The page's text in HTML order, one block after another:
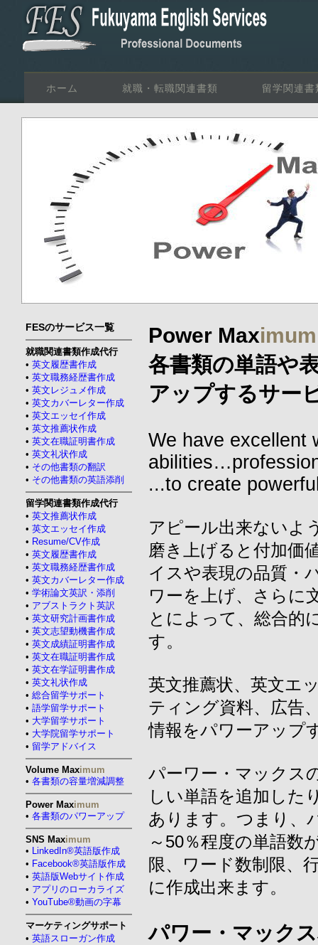
ホーム 就職・転職関連書類 留学関連書
FESのサービス一覧
就職関連書類作成代行
• 英文履歴書作成
• 英文職務経歴書作成
• 英文レジュメ作成
• 英文カバーレター作成
• 英文エッセイ作成
• 英文推薦状作成
• 英文在職証明書作成
• 英文礼状作成
• その他書類の翻訳
• その他書類の英語添削
留学関連書類作成代行
• 英文推薦状作成
• 英文エッセイ作成
• Resume/CV作成
• 英文履歴書作成
• 英文職務経歴書作成
• 英文カバーレター作成
• 学術論文英訳・添削
• アブストラクト英訳
• 英文研究計画書作成
• 英文志望動機書作成
• 英文成績証明書作成
• 英文在職証明書作成
• 英文在学証明書作成
• 英文礼状作成
• 総合留学サポート
• 語学留学サポート
• 大学留学サポート
• 大学院留学サポート
• 留学アドバイス
Volume Maximum
• 各書類の容量増減調整
Power Maximum
• 各書類のパワーアップ
SNS Maximum
• LinkedIn®英語版作成
• Facebook®英語版作成
• 英語版Webサイト作成
• アプリのローカライズ
• YouTube®動画の字幕
マーケティングサポート
• 英語スローガン作成
Power Maximum
各書類の単語や
アップするサー
We have excellent
...to create
アピール出来ないよ
磨き上げると付加価
イスや表現の品質・
ワーを上げ、さらに
とによって、総合的
す。
英文推薦状、英文エ
ティング資料、広告
情報をパワーアップ
パーワー・マックス
しい単語を追加した
あります。つまり、
～50％程度の単語数
限、ワード数制限、
に作成出来ます。
パワー・マック